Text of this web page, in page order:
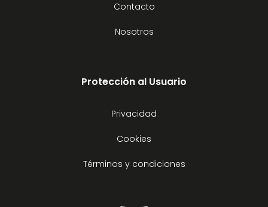
Contacto
Nosotros
Protección al Usuario
Privacidad
Cookies
Términos y condiciones